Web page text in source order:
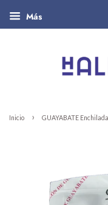
Más
Inicio › GUAYABATE